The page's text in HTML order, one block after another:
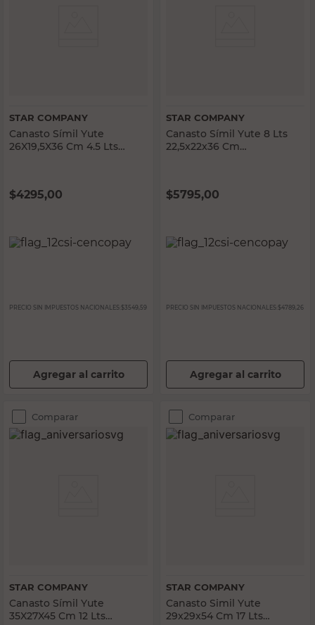
STAR COMPANY
Canasto Símil Yute
26X19,5X36 Cm 4.5 Lts
$4295,00
PRECIO SIN IMPUESTOS NACIONALES: $3549,59
Agregar al carrito
STAR COMPANY
Canasto Símil Yute 8 Lts
22,5x22x36 Cm
$5795,00
PRECIO SIN IMPUESTOS NACIONALES: $4789,26
Agregar al carrito
Comparar
STAR COMPANY
Canasto Símil Yute
35X27X45 Cm 12 Lts
Comparar
STAR COMPANY
Canasto Simil Yute
29x29x54 Cm 17 Lts